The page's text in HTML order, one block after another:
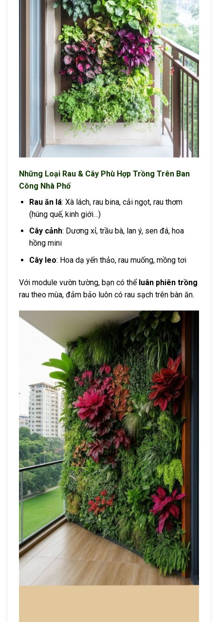
Những Loại Rau & Cây Phù Hợp Trồng Trên Ban
Công Nhà Phố
Rau ăn lá: Xà lách, rau bina, cải ngọt, rau thơm
(húng quế, kinh giới…)
Cây cảnh: Dương xỉ, trầu bà, lan ý, sen đá, hoa
hồng mini
Cây leo: Hoa dạ yến thảo, rau muống, mồng tơi
Với module vườn tường, bạn có thể luân phiên trồng
rau theo mùa, đảm bảo luôn có rau sạch trên bàn ăn.